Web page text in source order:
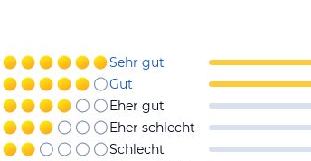
Sehr gut
Gut
Eher gut
Eher schlecht
Schlecht